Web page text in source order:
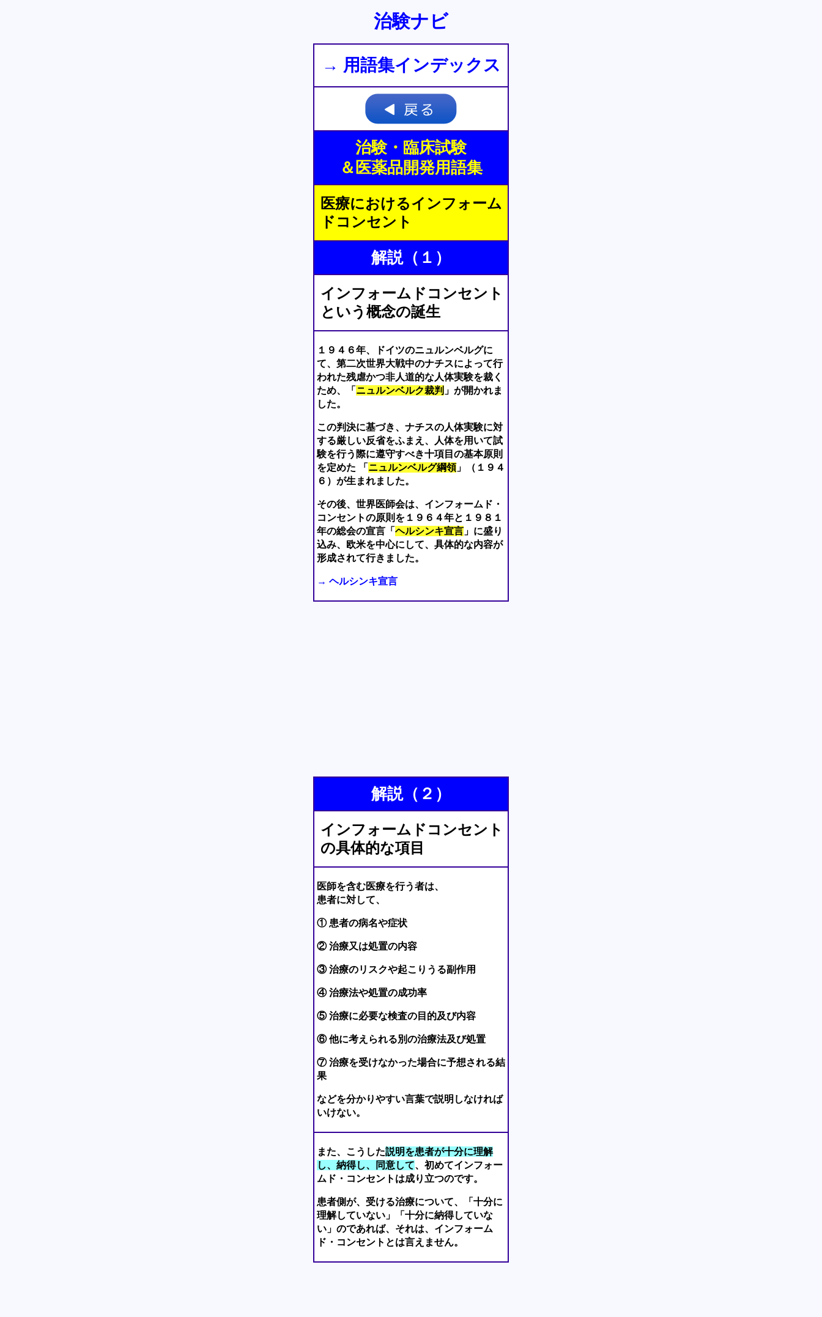
治験ナビ
→ 用語集インデックス
治験・臨床試験
＆医薬品開発用語集
医療におけるインフォーム
ドコンセント
解説（１）
インフォームドコンセント
という概念の誕生
１９４６年、ドイツのニュルンベルグに
て、第二次世界大戦中のナチスによって行
われた残虐かつ非人道的な人体実験を裁く
ため、「 ニュルンベルク裁判 」が開かれま
した。
この判決に基づき、ナチスの人体実験に対
する厳しい反省をふまえ、人体を用いて試
験を行う際に遵守すべき十項目の基本原則
を定めた 「 ニュルンベルグ綱領」（１９４
６）が生まれました。
その後、世界医師会は、インフォームド・
コンセントの原則を１９６４年と１９８１
年の総会の宣言「 ヘルシンキ宣言 」に盛り
込み、欧米を中心にして、具体的な内容が
形成されて行きました。
→ ヘルシンキ宣言
解説（２）
インフォームドコンセント
の具体的な項目
医師を含む医療を行う者は、
患者に対して、
① 患者の病名や症状
② 治療又は処置の内容
③ 治療のリスクや起こりうる副作用
④ 治療法や処置の成功率
⑤ 治療に必要な検査の目的及び内容
⑥ 他に考えられる別の治療法及び処置
⑦ 治療を受けなかった場合に予想される結
果
などを分かりやすい言葉で説明しなければ
いけない。
また、こうした説明を患者が十分に理解
し、納得し、同意して、初めてインフォー
ムド・コンセントは成り立つのです。
患者側が、受ける治療について、「十分に
理解していない」「十分に納得していな
い」のであれば、それは、インフォーム
ド・コンセントとは言えません。